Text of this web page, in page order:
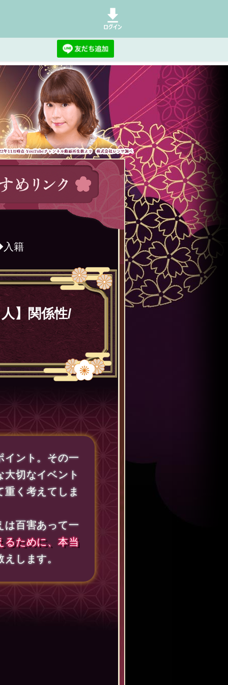
入籍
】関係性/
ント。その一
切なイベント
重く考えてしま
百害あって一
るために、本当
します。